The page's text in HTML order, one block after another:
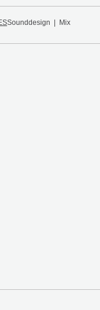
Sounddesign | Mix